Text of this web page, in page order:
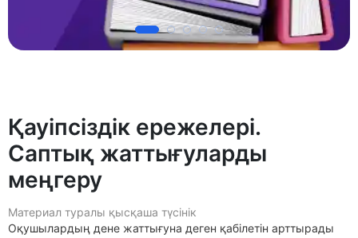
Қауіпсіздік ережелері.
Саптық жаттығуларды
меңгеру
Материал туралы қысқаша түсінік
Оқушылардың дене жаттығуна деген қабілетін арттырады